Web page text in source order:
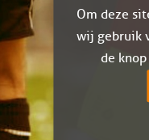
Om deze
wij gebruik
de